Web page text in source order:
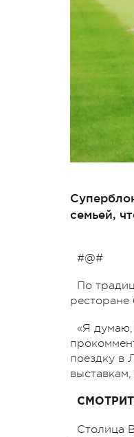
семьей,
#@#
По
ресторане
«Я
поездку в
Столица